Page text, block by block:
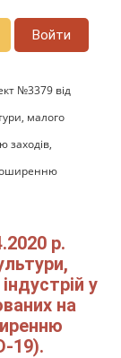
Войти
№3379 від
малого
заходів,
р.
у
на
19).